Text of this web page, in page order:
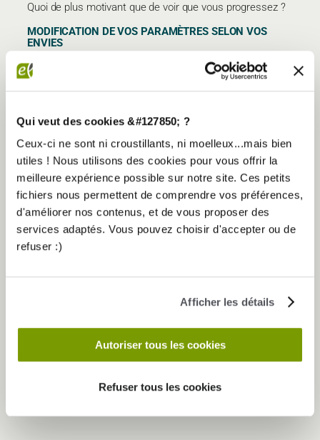
Qui veut des cookies &#127850; ?
Ceux-ci ne sont ni croustillants, ni moelleux...mais bien
utiles ! Nous utilisons des cookies pour vous offrir la
meilleure expérience possible sur notre site. Ces petits
fichiers nous permettent de comprendre vos préférences,
d'améliorer nos contenus, et de vous proposer des
services adaptés. Vous pouvez choisir d'accepter ou de
refuser :)
Afficher les détails
Autoriser tous les cookies
Refuser tous les cookies
Quoi de plus moti­vant que de voir que vous pro­gres­sez ?
MODI­FI­CA­TION DE VOS PARA­MÈTRES SELON VOS
ENVIES
Sur l’on­glet « MON PRO­FIL», réglez vos para­mètres,
couplez vos objets connec­tés, para­mé­trez vos noti­fi­ca­
Comme vous venez de le voir, cette appli­ca­tion a pour
objec­tif de vous aider à assu­rer le suivi de votre acti­vité
phy­sique et spor­tive.
Vous pou­vez ainsi suivre vos pro­grammes favo­ris, réa­li­
ser vos cours pré­fé­rés accom­pa­gnés des conseils avi­sés
de votre coachs.
Ces dis­po­si­tifs vous per­met­tront de res­ter en contact
avec votre club Elan­cia.
En conclusion, votre application est votre meilleur allié
efficace et sans contrainte, que demander de plus ?
Nous vous invi­tons éga­le­ment à vous rendre sur
notre page Face­bookafin de tou­jours vous tenir
informé(e)s des der­nières publi­ca­tion d’ELAN­CIA.